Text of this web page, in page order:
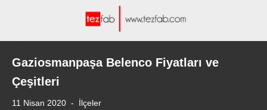
Gaziosmanpaşa Belenco Fiyatları ve
Çeşitleri
11 Nisan 2020 İlçeler